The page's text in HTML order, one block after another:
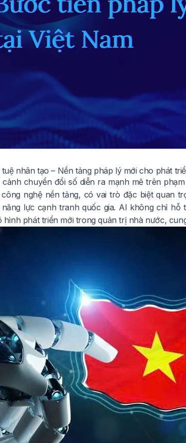
tuệ nhân tạo – Nền tảng pháp lý mới cho phát
chuyển đổi số diễn ra mạnh mẽ trên
nghệ nền tảng, có vai trò đặc biệt quan
năng lực cạnh tranh quốc gia. AI không chỉ
hình phát triển mới trong quản trị nhà nước,